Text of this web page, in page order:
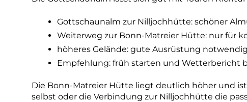
Gottschaunalm zur Nilljochhütte: schöner
Weiterweg zur Bonn-Matreier Hütte: nur für
höheres Gelände: gute Ausrüstung notwendig
Empfehlung: früh starten und Wetterbericht
Die Bonn-Matreier Hütte liegt deutlich höher und
selbst oder die Verbindung zur Nilljochhütte die